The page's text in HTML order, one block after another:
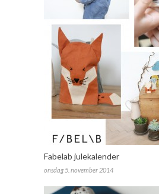
Fabelab julekalender
onsdag 5. november 2014